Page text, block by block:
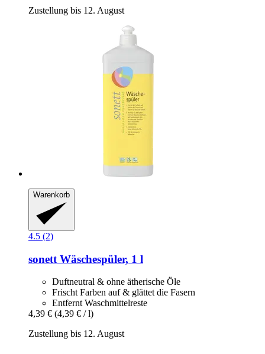
Zustellung bis 12. August
Warenkorb
4.5 (2)
sonett Wäschespüler, 1 l
Duftneutral & ohne ätherische Öle
Frischt Farben auf & glättet die Fasern
Entfernt Waschmittelreste
4,39 € (4,39 € / l)
Zustellung bis 12. August